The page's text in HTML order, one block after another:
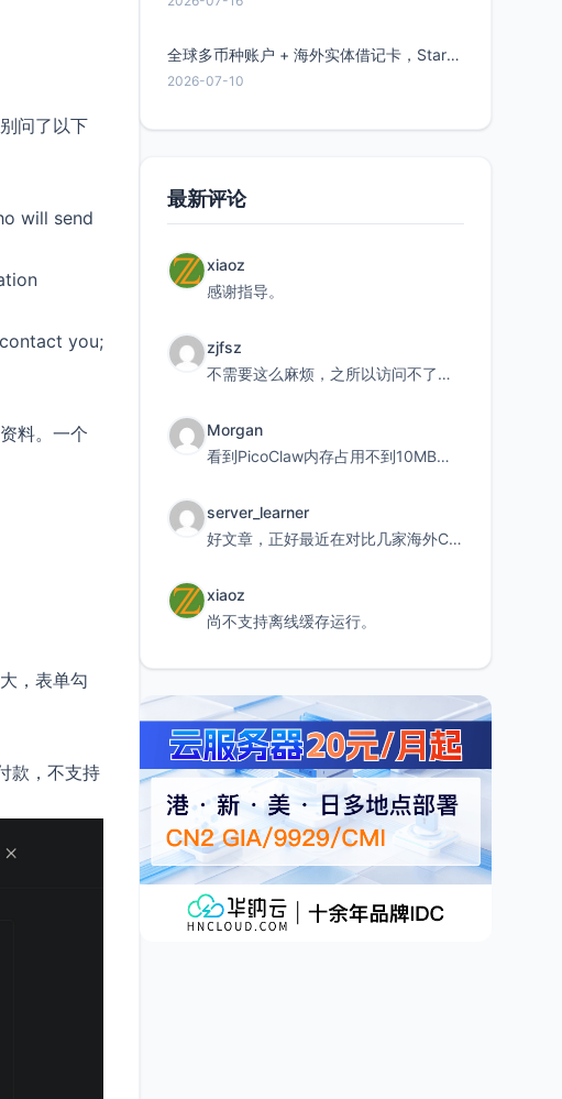
问了以下
will send
you;
料。一个
，表单勾
款，不支持
全球多币种账户 + 海外实体借记卡，Starryblu开户教程与注意事项
2026-07-10
最新评论
xiaoz
感谢指导。
zjfsz
不需要这么麻烦，之所以访问不了，是由于非对称路由的问题，在爱快主路由添加一条静态路由192.168.
Morgan
看到PicoClaw内存占用不到10MB这个数据真的很惊喜，确实很适合我这种想用旧设备折腾AI的小白
server_learner
好文章，正好最近在对比几家海外CDN。文中提到CF免费版不支持自定义回源端口和HOST这个痛点太真实
xiaoz
尚不支持离线缓存运行。